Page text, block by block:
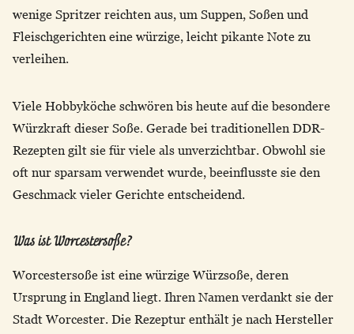
wenige Spritzer reichten aus, um Suppen, Soßen und
Fleischgerichten eine würzige, leicht pikante Note zu
verleihen.
Viele Hobbyköche schwören bis heute auf die besondere
Würzkraft dieser Soße. Gerade bei traditionellen DDR-
Rezepten gilt sie für viele als unverzichtbar. Obwohl sie
oft nur sparsam verwendet wurde, beeinflusste sie den
Geschmack vieler Gerichte entscheidend.
Was ist Worcestersoße?
Worcestersoße ist eine würzige Würzsoße, deren
Ursprung in England liegt. Ihren Namen verdankt sie der
Stadt Worcester. Die Rezeptur enthält je nach Hersteller